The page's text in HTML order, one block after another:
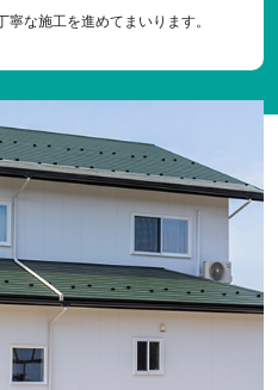
な施工を進めてまいります。